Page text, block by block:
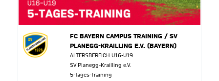
FC BAYERN CAMPUS TRAINING / SV
PLANEGG-KRAILLING E.V. (BAYERN)
ALTERSBEREICH U16-U19
SV Planegg-Krailling e.V.
5-Tages-Training